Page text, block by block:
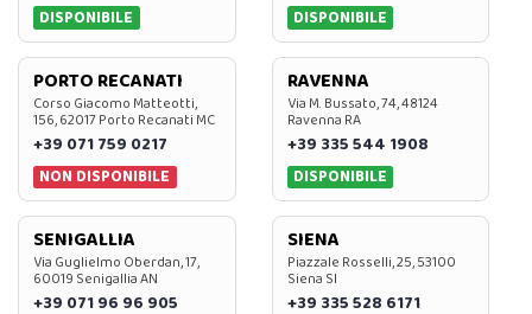
DISPONIBILE
DISPONIBILE
PORTO RECANATI
Corso Giacomo Matteotti,
156, 62017 Porto Recanati MC
+39 071 759 0217
NON DISPONIBILE
RAVENNA
Via M. Bussato, 74, 48124
Ravenna RA
+39 335 544 1908
DISPONIBILE
SENIGALLIA
Via Guglielmo Oberdan, 17,
60019 Senigallia AN
+39 071 96 96 905
SIENA
Piazzale Rosselli, 25, 53100
Siena SI
+39 335 528 6171